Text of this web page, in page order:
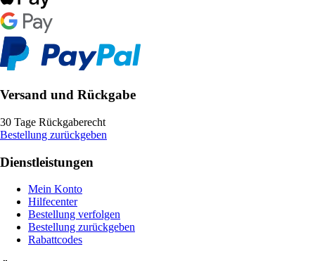
Versand und Rückgabe
30 Tage Rückgaberecht
Bestellung zurückgeben
Dienstleistungen
Mein Konto
Hilfecenter
Bestellung verfolgen
Bestellung zurückgeben
Rabattcodes